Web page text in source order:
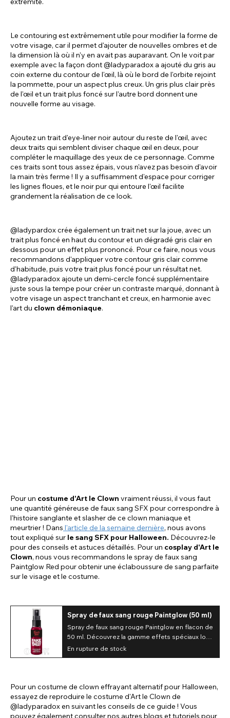
Le contouring est extrêmement utile pour modifier la forme de
votre visage, car il permet d'ajouter de nouvelles ombres et de
la dimension là où il n'y en avait pas auparavant. On le voit par
exemple avec la façon dont @ladyparadox a ajouté du gris au
coin externe du contour de l'œil, là où le bord de l'orbite rejoint
la pommette, pour un aspect plus creux. Un gris plus clair près
de l'œil et un trait plus foncé sur l'autre bord donnent une
nouvelle forme au visage.
Ajoutez un trait d'eye-liner noir autour du reste de l'œil, avec
deux traits qui semblent diviser chaque œil en deux, pour
compléter le maquillage des yeux de ce personnage. Comme
ces traits sont tous assez épais, vous n'avez pas besoin d'avoir
la main très ferme ! Il y a suffisamment d'espace pour corriger
les lignes floues, et le noir pur qui entoure l'œil facilite
grandement la réalisation de ce look.
@ladypardox crée également un trait net sur la joue, avec un
trait plus foncé en haut du contour et un dégradé gris clair en
dessous pour un effet plus prononcé. Pour ce faire, nous vous
recommandons d'appliquer votre contour gris clair comme
d'habitude, puis votre trait plus foncé pour un résultat net.
@ladyparadox ajoute un demi-cercle foncé supplémentaire
juste sous la tempe pour créer un contraste marqué, donnant à
votre visage un aspect tranchant et creux, en harmonie avec
l'art du clown démoniaque.
Pour un costume d'Art le Clown vraiment réussi, il vous faut
une quantité généreuse de faux sang SFX pour correspondre à
l'histoire sanglante et slasher de ce clown maniaque et
meurtrier ! Dans l'article de la semaine dernière, nous avons
tout expliqué sur le sang SFX pour Halloween. Découvrez-le
pour des conseils et astuces détaillés. Pour un cosplay d'Art le
Clown, nous vous recommandons le spray de faux sang
Paintglow Red pour obtenir une éclaboussure de sang parfaite
sur le visage et le costume.
Spray de faux sang rouge Paintglow (50 ml)
Spray de faux sang rouge Paintglow en flacon de
50 ml. Découvrez la gamme effets spéciaux lors
de votre prochain achat de lentilles de contact
pour costumes ou cosplay.
En rupture de stock
Pour un costume de clown effrayant alternatif pour Halloween,
essayez de reproduire le costume d'Art le Clown de
@ladyparadox en suivant les conseils de ce guide ! Vous